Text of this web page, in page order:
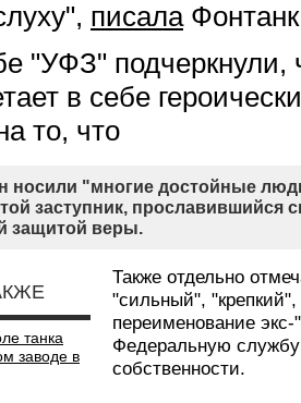
писала
"УФЗ" подчеркнули,
в себе
то, что
носили "многие достойные
заступник, прославившийся
защитой веры.
танка
заводе в
Также отдельно
"сильный",
переименование
Федеральную службу
собственности.